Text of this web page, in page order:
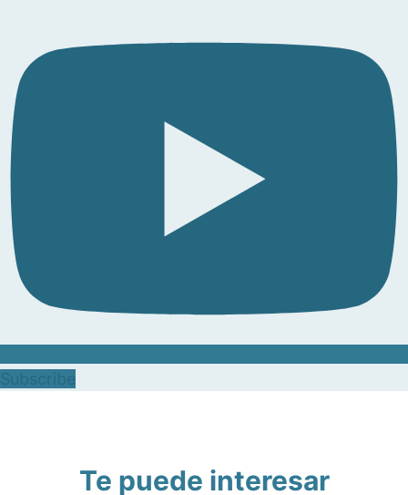
Te puede interesar